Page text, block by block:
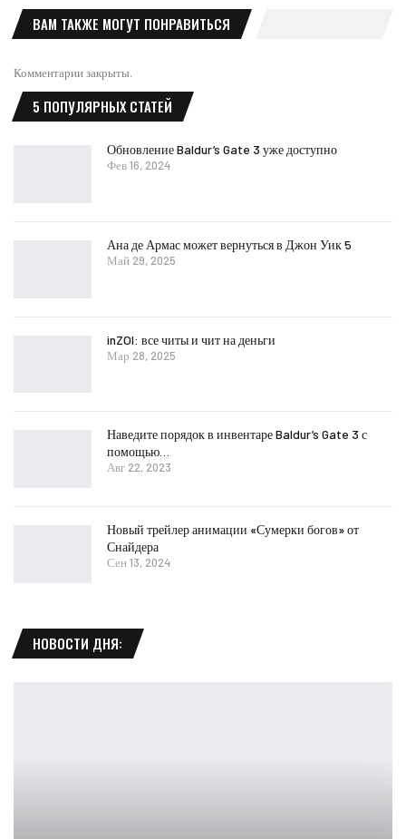
ВАМ ТАКЖЕ МОГУТ ПОНРАВИТЬСЯ
Комментарии закрыты.
5 ПОПУЛЯРНЫХ СТАТЕЙ
Обновление Baldur’s Gate 3 уже доступно
Фев 16, 2024
Ана де Армас может вернуться в Джон Уик 5
Май 29, 2025
inZOI: все читы и чит на деньги
Мар 28, 2025
Наведите порядок в инвентаре Baldur’s Gate 3 с
помощью…
Авг 22, 2023
Новый трейлер анимации «Сумерки богов» от
Снайдера
Сен 13, 2024
НОВОСТИ ДНЯ: